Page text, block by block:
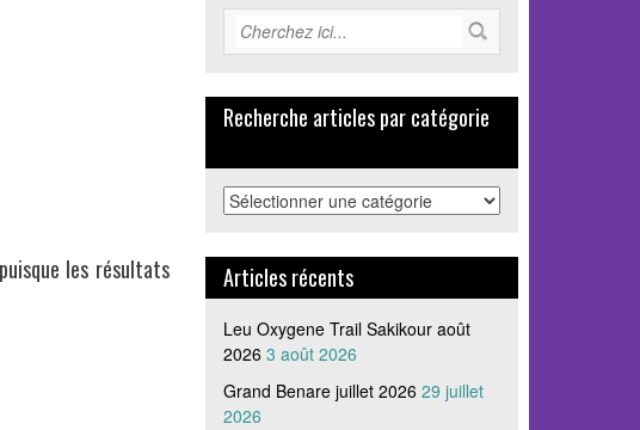
les résultats
Recherche articles par catégorie
Recherche
catégorie
Articles récents
Leu Oxygene Trail Sakikour août
2026 3 août 2026
Grand Benare juillet 2026 29 juillet
2026